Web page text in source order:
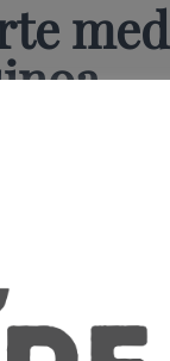
med
Konfekt